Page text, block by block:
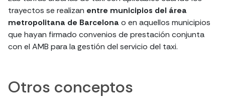
trayectos se realizan entre municipios del área
metropolitana de Barcelona o en aquellos municipios
que hayan firmado convenios de prestación conjunta
con el AMB para la gestión del servicio del taxi.
Otros conceptos